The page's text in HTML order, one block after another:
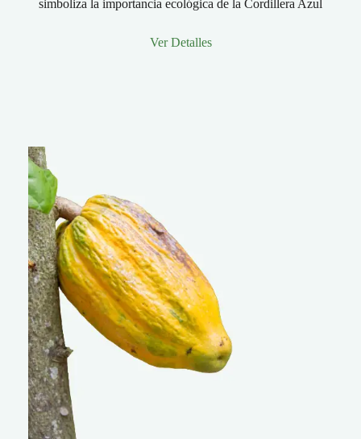
simboliza la importancia ecológica de la Cordillera Azul
Ver Detalles